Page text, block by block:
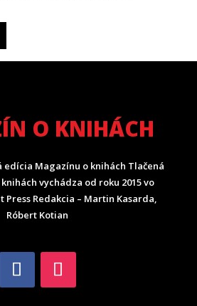
O KNIHÁCH
edícia Magazínu o knihách Tlačená
vychádza od roku 2015 vo
Redakcia – Martin Kasarda,
Róbert Kotian